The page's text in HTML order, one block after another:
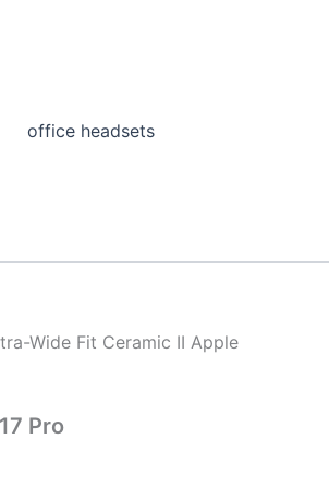
office headsets
Wide Fit Ceramic II Apple
Pro